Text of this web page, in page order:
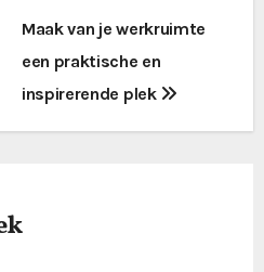
Maak van je werkruimte
een praktische en
inspirerende plek